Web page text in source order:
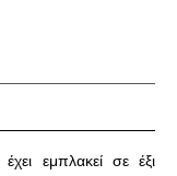
εμπλακεί σε έξι